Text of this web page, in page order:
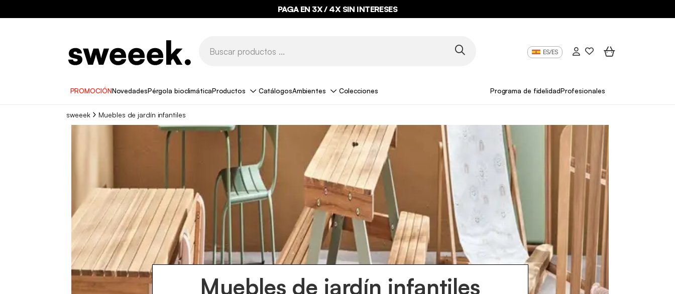
PAGA EN 3X / 4X SIN INTERESES
ES/ES
PROMOCIÓNNovedadesPérgola bioclimáticaProductos CatálogosAmbientes Colecciones Programa de fidelidadProfesionales
sweeek Muebles de jardín infantiles
Muebles de jardín infantiles